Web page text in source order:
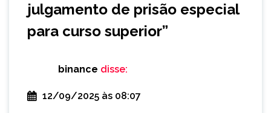
julgamento de prisão especial
para curso superior”
binance disse:
12/09/2025 às 08:07